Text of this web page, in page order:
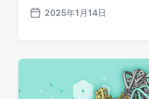
发
期
2025年1月14日